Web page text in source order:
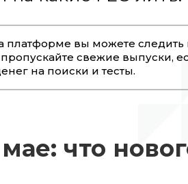
вы можете следить
свежие выпуски,
на поиски и тесты.
что